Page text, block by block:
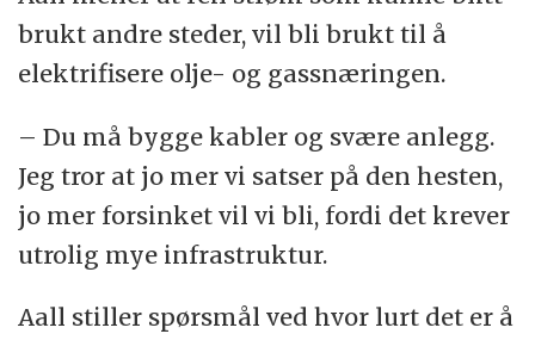
brukt andre steder, vil bli brukt til å
elektrifisere olje- og gassnæringen.
– Du må bygge kabler og svære anlegg.
Jeg tror at jo mer vi satser på den hesten,
jo mer forsinket vil vi bli, fordi det krever
utrolig mye infrastruktur.
Aall stiller spørsmål ved hvor lurt det er å